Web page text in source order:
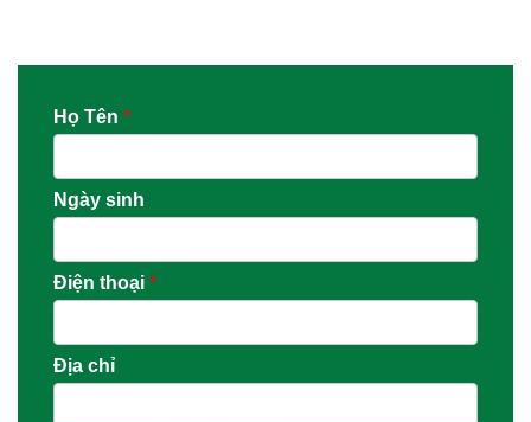
Họ Tên *
Ngày sinh
Điện thoại *
Địa chỉ